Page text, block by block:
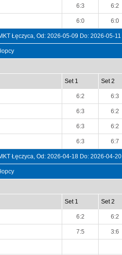
6:3 6:2
6:0 6:0
Łęczyca, Od: 2026-05-09 Do: 2026-05-11
Set 1 Set 2
6:2 6:3
6:3 6:2
6:3 6:2
6:3 6:7
Łęczyca, Od: 2026-04-18 Do: 2026-04-20
Set 1 Set 2
6:2 6:2
7:5 3:6